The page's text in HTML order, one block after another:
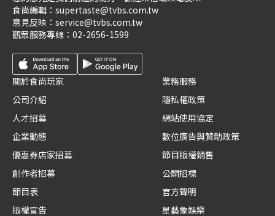
食尚編輯： supertaste@tvbs.com.tw
意見反映： service@tvbs.com.tw
觀眾服務專線： 02-2656-1599
關於食尚玩家
公司介紹
人才招募
企業動態
優惠券店家招募
創作者招募
節目表
版權宣告
業務服務
隱私權政策
網站使用協定
數位廣告與贊助政策
節目版權銷售
公開招標
官方聲明
星藝象娛樂